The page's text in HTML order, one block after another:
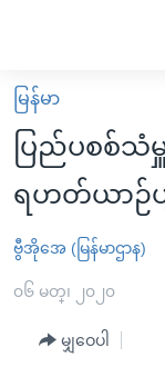
လွယ်ကူ
စေ
Link
များ
ပင်မ
မူလစာမျက်နှာ
မြန်မာ
ကမ္ဘာ့သတင်းများ
နိုင်ငံတကာ
အစ္စရေး-ပါလက်စတို
ဗွီဒီယို
သတင်းလွတ်လပ်ခွင့်
အင်္ဂလိပ်စာလေ့လာ
မြန်မာ
ပြည်ပစစ်သံ
ရဟတ်ယာဉ်
ဗွီအိုအေ (မြန်မာဌာန)
၀၆ မတ္၊ ၂၀၂၀
မျှဝေပါ